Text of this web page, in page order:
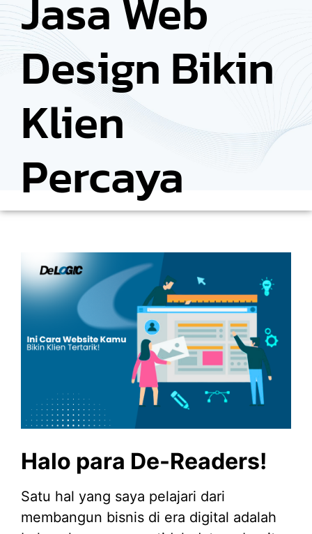
Design Bikin
Klien
Percaya
Halo para De-Readers!
Satu hal yang saya pelajari dari
membangun bisnis di era digital adalah